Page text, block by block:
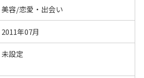
美容/恋愛・出会い
2011年07月
未設定